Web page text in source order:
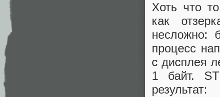
Хоть что
как
несложно:
процесс
с дисплея
1 байт.
результат: